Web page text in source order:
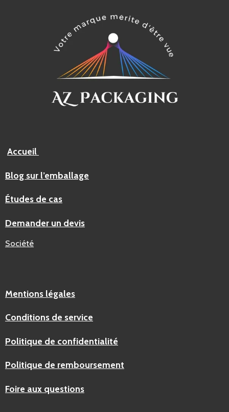
Accueil
Blog sur l’emballage
Études de cas
Demander un devis
Société
Mentions légales
Conditions de service
Politique de confidentialité
Politique de remboursement
Foire aux questions